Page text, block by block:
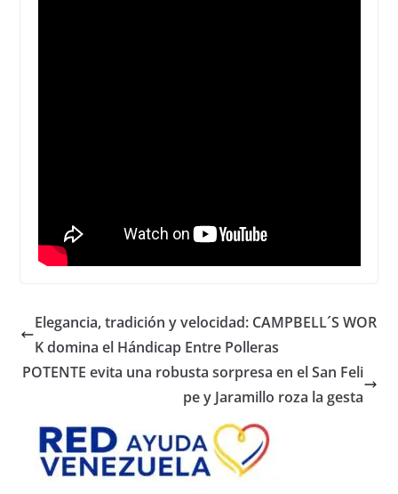
Elegancia, tradición y velocidad: CAMPBELL´S WOR
K domina el Hándicap Entre Polleras
POTENTE evita una robusta sorpresa en el San Feli
pe y Jaramillo roza la gesta